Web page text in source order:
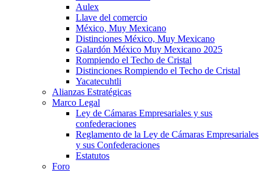
Aulex
Llave del comercio
México, Muy Mexicano
Distinciones México, Muy Mexicano
Galardón México Muy Mexicano 2025
Rompiendo el Techo de Cristal
Distinciones Rompiendo el Techo de Cristal
Yacatecuhtli
Alianzas Estratégicas
Marco Legal
Ley de Cámaras Empresariales y sus
confederaciones
Reglamento de la Ley de Cámaras Empresariales
y sus Confederaciones
Estatutos
Foro